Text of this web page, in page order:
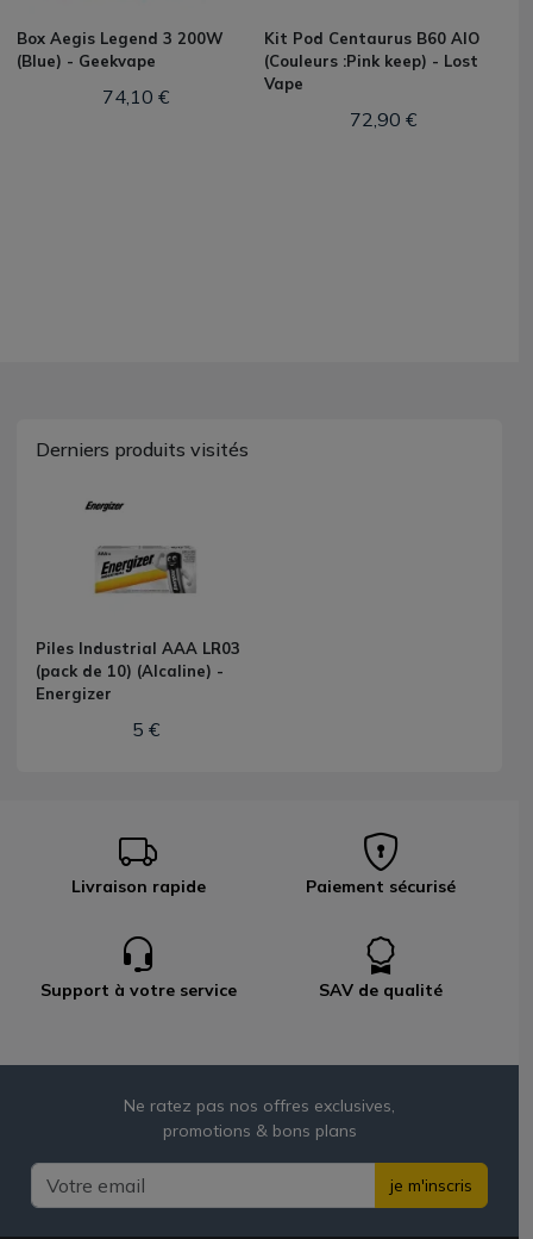
Box Aegis Legend 3 200W
(Blue) - Geekvape
74,10 €
Kit Pod Centaurus B60 AIO
(Couleurs :Pink keep) - Lost
Vape
72,90 €
Derniers produits visités
Piles Industrial AAA LR03
(pack de 10) (Alcaline) -
Energizer
5 €
Livraison rapide Paiement sécurisé
Support à votre service SAV de qualité
Ne ratez pas nos offres exclusives,
promotions & bons plans
je m'inscris